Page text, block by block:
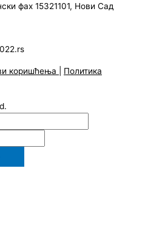
фах 15321101, Нови Сад
коришћења
Политика